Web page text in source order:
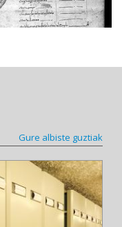
Gure albiste guztiak